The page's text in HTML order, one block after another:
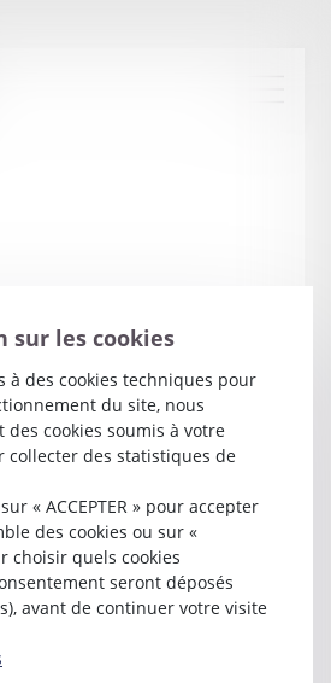
COFFY
DUPRAZ
75 42
Retour
sur les cookies
à des cookies techniques pour
du site, nous
cookies soumis à votre
collecter des statistiques de
« ACCEPTER » pour accepter
des cookies ou sur «
choisir quels cookies
seront déposés
avant de continuer votre visite